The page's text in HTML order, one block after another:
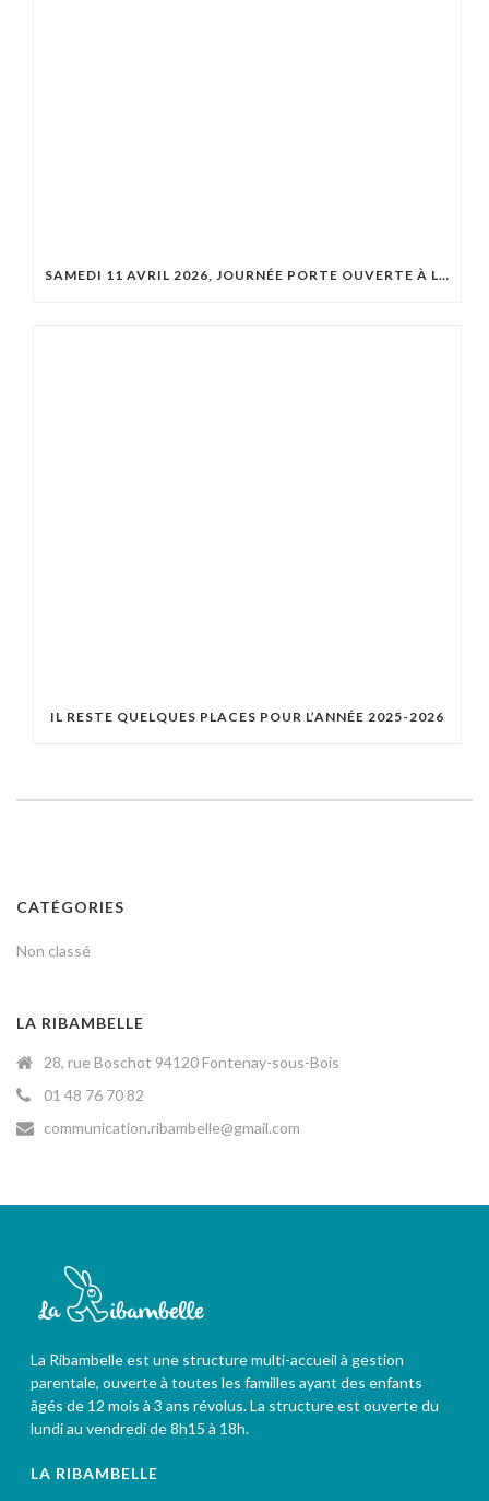
SAMEDI 11 AVRIL 2026, JOURNÉE PORTE OUVERTE À LA RIBAMBELLE !
IL RESTE QUELQUES PLACES POUR L’ANNÉE 2025-2026
CATÉGORIES
Non classé
LA RIBAMBELLE
28, rue Boschot 94120 Fontenay-sous-Bois
01 48 76 70 82
communication.ribambelle@gmail.com
La Ribambelle est une structure multi-accueil à gestion
parentale, ouverte à toutes les familles ayant des enfants
âgés de 12 mois à 3 ans révolus. La structure est ouverte du
lundi au vendredi de 8h15 à 18h.
LA RIBAMBELLE